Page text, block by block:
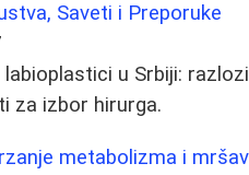
Saveti i Preporuke
u Srbiji:
za izbor hirurga.
metabolizma i